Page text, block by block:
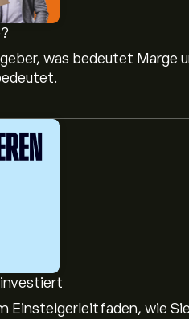
was bedeutet Marge
Einsteigerleitfaden, wie